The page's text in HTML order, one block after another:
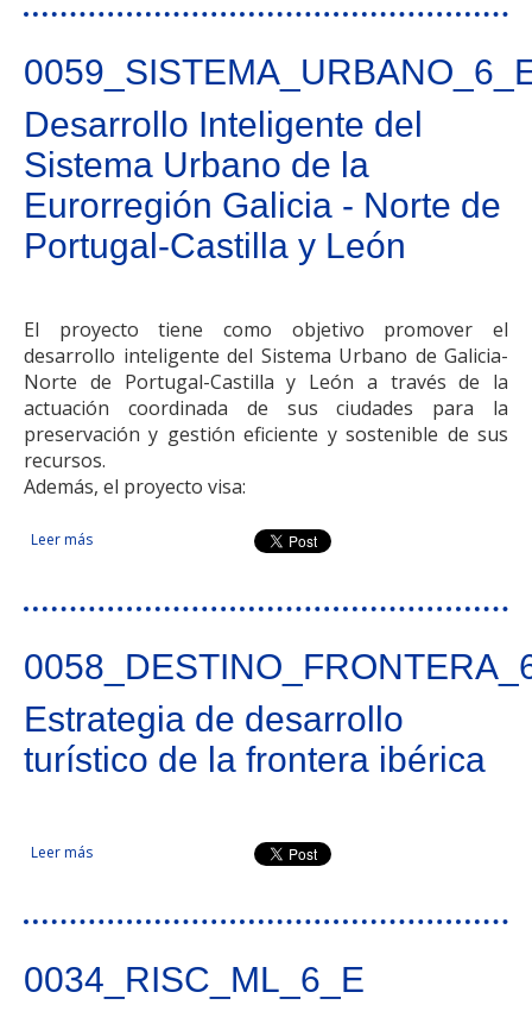
Desarrollo Inteligente del
Sistema Urbano de la
Eurorregión Galicia - Norte de
Portugal-Castilla y León
El proyecto tiene como objetivo promover el
desarrollo inteligente del Sistema Urbano de Galicia-
Norte de Portugal-Castilla y León a través de la
actuación coordinada de sus ciudades para la
preservación y gestión eficiente y sostenible de sus
recursos.
Además, el proyecto visa:
Leer más sobre Desarrollo Inteligente del Sistema Urbano de la
Eurorregión Galicia - Norte de Portugal-Castilla y León
Estrategia de desarrollo
turístico de la frontera ibérica
Leer más sobre Estrategia de desarrollo turístico de la frontera ibérica
0034_RISC_ML_6_E